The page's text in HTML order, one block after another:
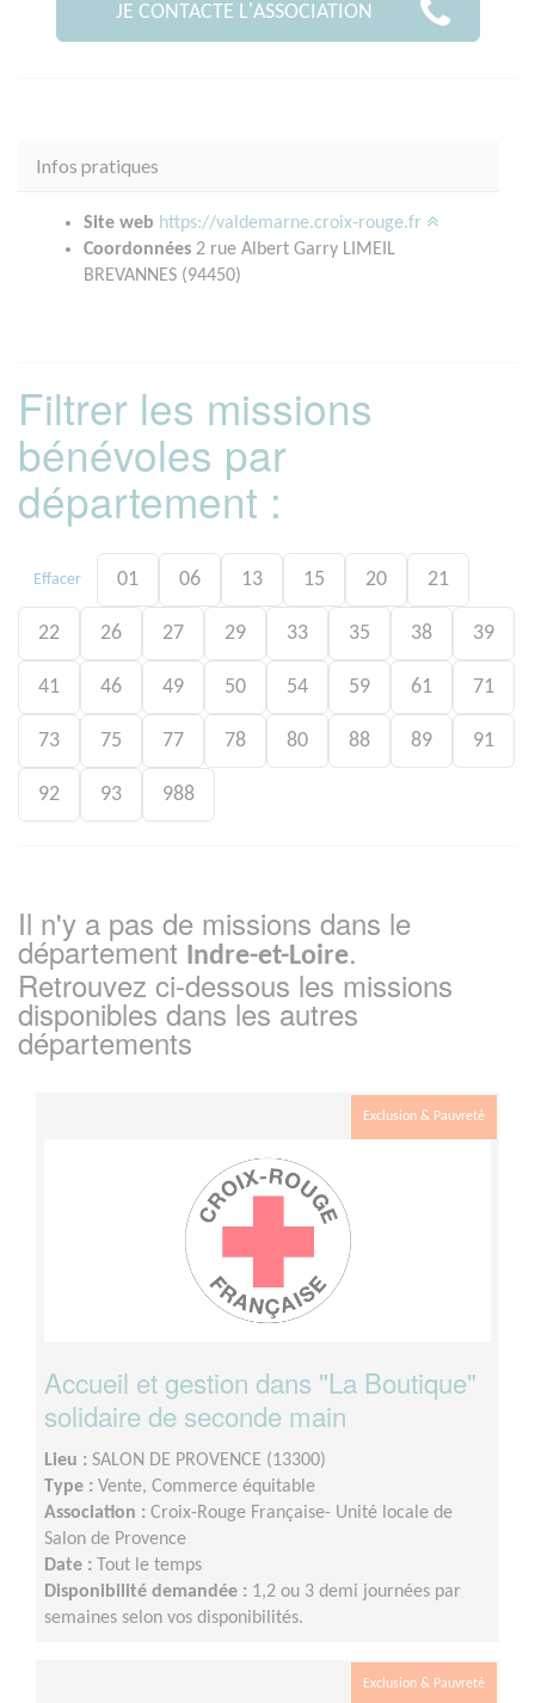
JE CONTACTE L'ASSOCIATION
Infos pratiques
Site web https://valdemarne.croix-rouge.fr
Coordonnées 2 rue Albert Garry LIMEIL
BREVANNES (94450)
Filtrer les missions
bénévoles par
département :
Effacer 01 06 13 15 20 21
22 26 27 29 33 35 38 39
41 46 49 50 54 59 61 71
73 75 77 78 80 88 89 91
92 93 988
Il n'y a pas de missions dans le
département Indre-et-Loire.
Retrouvez ci-dessous les missions
disponibles dans les autres
départements
Exclusion & Pauvreté
Accueil et gestion dans "La Boutique"
solidaire de seconde main
Lieu : SALON DE PROVENCE (13300)
Type : Vente, Commerce équitable
Association : Croix-Rouge Française- Unité locale de
Salon de Provence
Date : Tout le temps
Disponibilité demandée : 1,2 ou 3 demi journées par
semaines selon vos disponibilités.
Exclusion & Pauvreté